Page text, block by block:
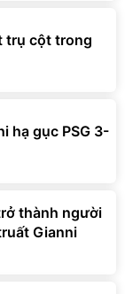
trụ cột trong
hạ gục PSG 3-
thành người
Gianni